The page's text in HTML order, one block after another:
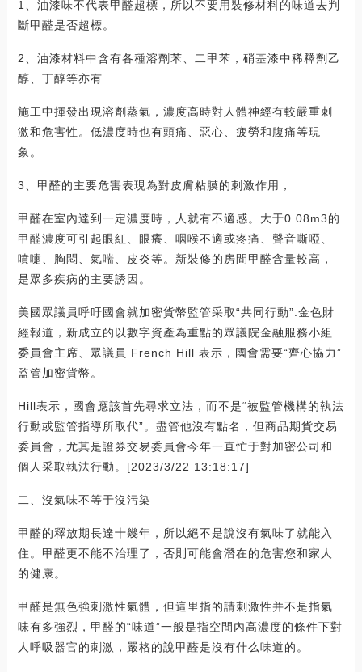
1、油漆味不代表甲醛超標，所以不要用裝修材料的味道去判
斷甲醛是否超標。
2、油漆材料中含有各種溶劑苯、二甲苯，硝基漆中稀釋劑乙
醇、丁醇等亦有
施工中揮發出現溶劑蒸氣，濃度高時對人體神經有較嚴重刺
激和危害性。低濃度時也有頭痛、惡心、疲勞和腹痛等現
象。
3、甲醛的主要危害表現為對皮膚粘膜的刺激作用，
甲醛在室內達到一定濃度時，人就有不適感。大于0.08m3的
甲醛濃度可引起眼紅、眼癢、咽喉不適或疼痛、聲音嘶啞、
噴嚏、胸悶、氣喘、皮炎等。新裝修的房間甲醛含量較高，
是眾多疾病的主要誘因。
美國眾議員呼吁國會就加密貨幣監管采取“共同行動”:金色財
經報道，新成立的以數字資產為重點的眾議院金融服務小組
委員會主席、眾議員 French Hill 表示，國會需要“齊心協力”
監管加密貨幣。
Hill表示，國會應該首先尋求立法，而不是“被監管機構的執法
行動或監管指導所取代”。盡管他沒有點名，但商品期貨交易
委員會，尤其是證券交易委員會今年一直忙于對加密公司和
個人采取執法行動。[2023/3/22 13:18:17]
二、沒氣味不等于沒污染
甲醛的釋放期長達十幾年，所以絕不是說沒有氣味了就能入
住。甲醛更不能不治理了，否則可能會潛在的危害您和家人
的健康。
甲醛是無色強刺激性氣體，但這里指的請刺激性并不是指氣
味有多強烈，甲醛的“味道”一般是指空間內高濃度的條件下對
人呼吸器官的刺激，嚴格的說甲醛是沒有什么味道的。